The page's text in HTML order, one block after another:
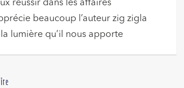
réussir dans les affaires
beaucoup l’auteur zig zigla
lumière qu’il nous apporte